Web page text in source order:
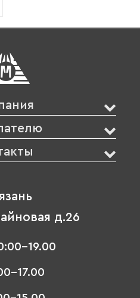
д.26
19.00
17.00